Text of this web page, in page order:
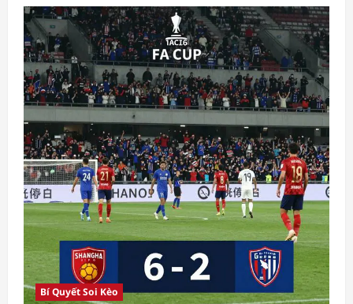
Larne
vs
Crvena
Zvezda:
Chủ
nhà
bám
trụ,
khách
áp
đảo
ở
vòng
loại
Champions
League
Bí Quyết Soi Kèo